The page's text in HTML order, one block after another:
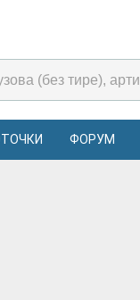
ФОРУМ